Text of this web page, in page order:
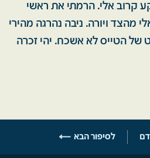
קרוב אלי. הרמתי את ראשי
מהצד ויורה. ניבה נהרגה מהירי
של הטייס לא אשכח. יהי זכרה
לסיפור הבא